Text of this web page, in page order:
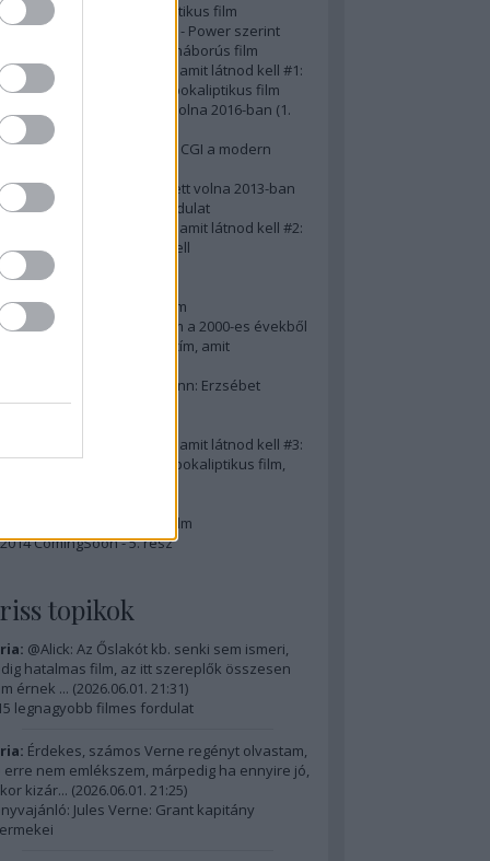
A 20 legjobb posztapokaliptikus film
A 15 legjobb időutazós film - Power szerint
A 10 legjobb második világháborús film
50 posztapokaliptikus film, amit látnod kell #1:
A 10 legkreatívabb posztapokaliptikus film
20 film, amit látnod kellett volna 2016-ban (1.
rész)
Ezért néz ki borzasztóan a CGI a modern
15(+1) film, amit látnod kellett volna 2013-ban
A 15 legnagyobb filmes fordulat
50 posztapokaliptikus film, amit látnod kell #2:
10 zombifilm, amit látnod kell
A 10 legjobb gengszterfilm
A 10 legjobb Brad Pitt-film
A 10 legjobb Mel Gibson-film
Az igazi 10 legjobb akciófilm a 2000-es évekből
10 iszonyatos magyar filmcím, amit
Könyvkritika: Brigitte Hamann: Erzsébet
királyné (2019)
50 posztapokaliptikus film, amit látnod kell #3:
10 (nem is annyira) posztapokaliptikus film,
A 10 legjobb Matt Damon-film
2014 ComingSoon - 5. rész
topikok
@Alick: Az Őslakót kb. senki sem ismeri,
hatalmas film, az itt szereplők összesen
érnek ... (2026.06.01. 21:31)
legnagyobb filmes fordulat
Érdekes, számos Verne regényt olvastam,
erre nem emlékszem, márpedig ha ennyire jó,
kizár... (2026.06.01. 21:25)
Jules Verne: Grant kapitány